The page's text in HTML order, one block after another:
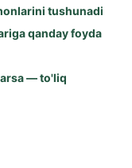
tushunadi
qanday foyda
— to'liq
ichiga oladi: